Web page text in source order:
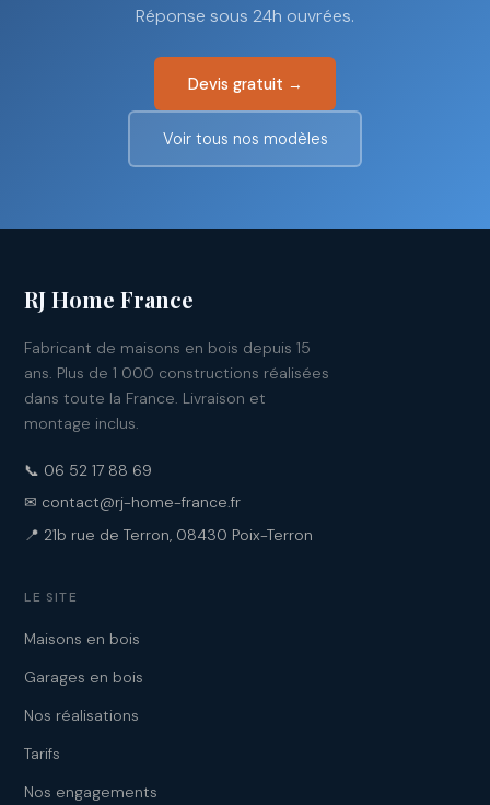
Réponse sous 24h ouvrées.
Devis gratuit →
Voir tous nos modèles
RJ Home France
Fabricant de maisons en bois depuis 15
ans. Plus de 1 000 constructions réalisées
dans toute la France. Livraison et
montage inclus.
📞 06 52 17 88 69
✉ contact@rj-home-france.fr
📍 21b rue de Terron, 08430 Poix-Terron
LE SITE
Maisons en bois
Garages en bois
Nos réalisations
Tarifs
Nos engagements